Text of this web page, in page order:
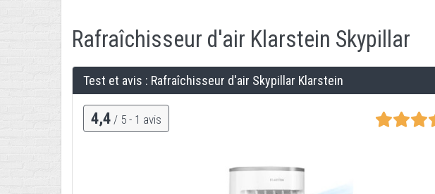
Rafraîchisseur d'air Klarstein Skypillar
Test et avis : Rafraîchisseur d'air Skypillar Klarstein
4,4 / 5 - 1 avis